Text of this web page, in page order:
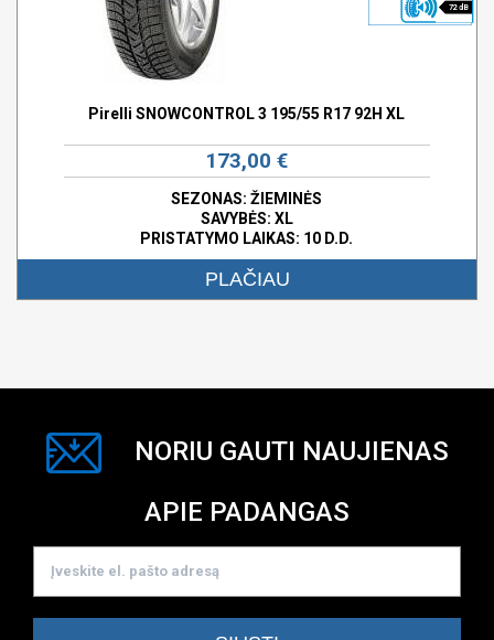
72 dB
Pirelli SNOWCONTROL 3 195/55 R17 92H XL
173,00 €
SEZONAS: ŽIEMINĖS
SAVYBĖS: XL
PRISTATYMO LAIKAS: 10 D.D.
PLAČIAU
NORIU GAUTI NAUJIENAS
APIE PADANGAS